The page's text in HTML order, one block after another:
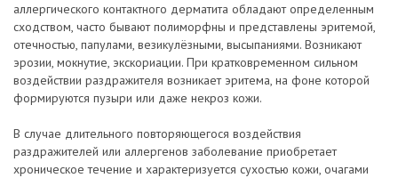
аллергического контактного дерматита обладают определенным
сходством, часто бывают полиморфны и представлены эритемой,
отечностью, папулами, везикулёзными, высыпаниями. Возникают
эрозии, мокнутие, экскориации. При кратковременном сильном
воздействии раздражителя возникает эритема, на фоне которой
формируются пузыри или даже некроз кожи.
В случае длительного повторяющегося воздействия
раздражителей или аллергенов заболевание приобретает
хроническое течение и характеризуется сухостью кожи, очагами